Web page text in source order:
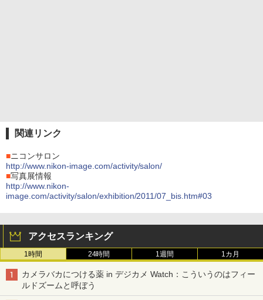
関連リンク
■ニコンサロン
http://www.nikon-image.com/activity/salon/
■写真展情報
http://www.nikon-
image.com/activity/salon/exhibition/2011/07_bis.htm#03
アクセスランキング
1時間 24時間 1週間 1カ月
カメラバカにつける薬 in デジカメ Watch：こういうのはフィー
ルドズームと呼ぼう